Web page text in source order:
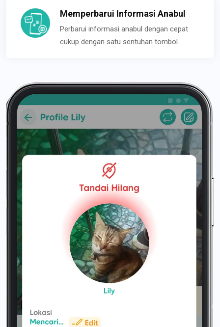
Memperbarui Informasi Anabul
Perbarui informasi anabul dengan cepat
cukup dengan satu sentuhan tombol.